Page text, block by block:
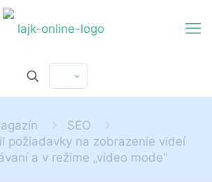
SEO
požiadavky na zobrazenie videí
a v režime „video mode“